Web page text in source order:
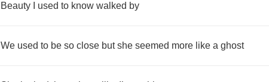
Beauty used to know walked by
We used to be so close but she seemed more like a ghost